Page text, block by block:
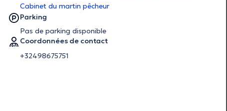
Cabinet du martin pêcheur
Parking
Pas de parking disponible
Coordonnées de contact
+32498675751